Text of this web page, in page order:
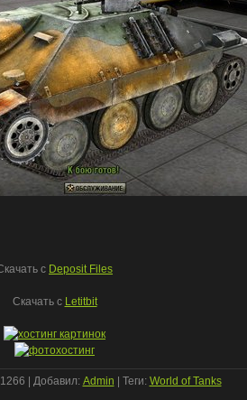
c Deposit Files
Скачать с Letitbit
| Добавил: Admin Теги: World of Tanks